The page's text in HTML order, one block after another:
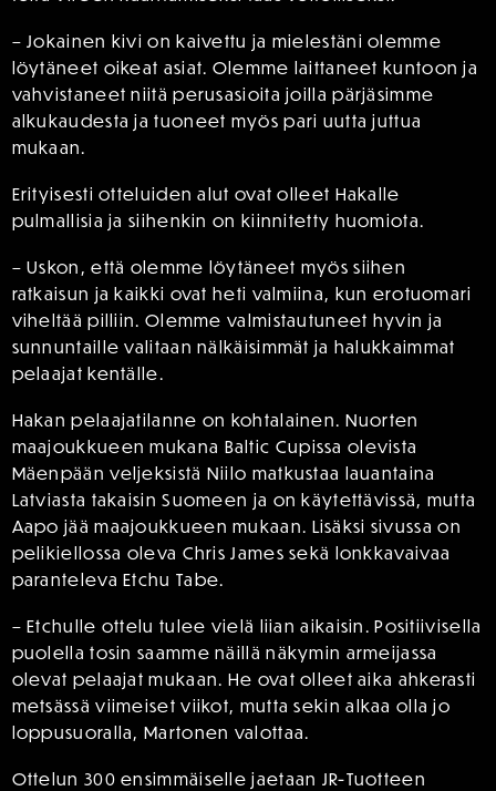
– Jokainen kivi on kaivettu ja mielestäni olemme
löytäneet oikeat asiat. Olemme laittaneet kuntoon ja
vahvistaneet niitä perusasioita joilla pärjäsimme
alkukaudesta ja tuoneet myös pari uutta juttua
mukaan.
Erityisesti otteluiden alut ovat olleet Hakalle
pulmallisia ja siihenkin on kiinnitetty huomiota.
– Uskon, että olemme löytäneet myös siihen
ratkaisun ja kaikki ovat heti valmiina, kun erotuomari
viheltää pilliin. Olemme valmistautuneet hyvin ja
sunnuntaille valitaan nälkäisimmät ja halukkaimmat
pelaajat kentälle.
Hakan pelaajatilanne on kohtalainen. Nuorten
maajoukkueen mukana Baltic Cupissa olevista
Mäenpään veljeksistä Niilo matkustaa lauantaina
Latviasta takaisin Suomeen ja on käytettävissä, mutta
Aapo jää maajoukkueen mukaan. Lisäksi sivussa on
pelikiellossa oleva Chris James sekä lonkkavaivaa
paranteleva Etchu Tabe.
– Etchulle ottelu tulee vielä liian aikaisin. Positiivisella
puolella tosin saamme näillä näkymin armeijassa
olevat pelaajat mukaan. He ovat olleet aika ahkerasti
metsässä viimeiset viikot, mutta sekin alkaa olla jo
loppusuoralla, Martonen valottaa.
Ottelun 300 ensimmäiselle jaetaan JR-Tuotteen